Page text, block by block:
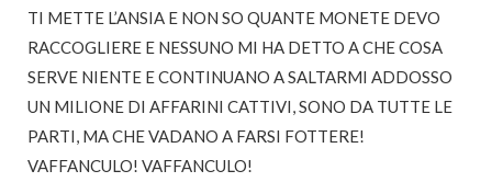
TI METTE L’ANSIA E NON SO QUANTE MONETE DEVO
RACCOGLIERE E NESSUNO MI HA DETTO A CHE COSA
SERVE NIENTE E CONTINUANO A SALTARMI ADDOSSO
UN MILIONE DI AFFARINI CATTIVI, SONO DA TUTTE LE
PARTI, MA CHE VADANO A FARSI FOTTERE!
VAFFANCULO! VAFFANCULO!